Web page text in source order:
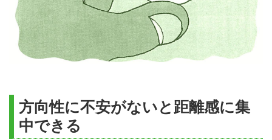
方向性に不安がないと距離感に集
中できる